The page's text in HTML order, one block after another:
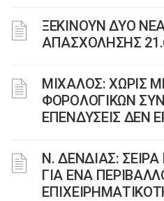
ΞΕΚΙΝΟΥΝ ΔΥΟ
ΑΠΑΣΧΟΛΗΣΗΣ
ΜΙΧΑΛΟΣ: ΧΩΡΙΣ
ΦΟΡΟΛΟΓΙΚΩΝ
ΕΠΕΝΔΥΣΕΙΣ ΔΕΝ
Ν. ΔΕΝΔΙΑΣ:
ΓΙΑ ΕΝΑ